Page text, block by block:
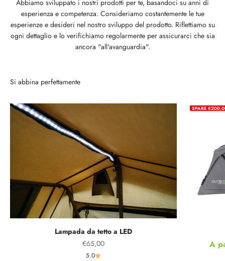
Abbiamo sviluppato i nostri prodotti per te, basandoci su anni di
esperienza e competenza. Consideriamo costantemente le tue
esperienze e desideri nel nostro sviluppo del prodotto. Riflettiamo su
ogni dettaglio e lo verifichiamo regolarmente per assicurarci che sia
ancora "all'avanguardia".
Si abbina perfettamente
Lampada da tetto a LED
Prezzo scontato
€65,00
5.0
SPARE
A